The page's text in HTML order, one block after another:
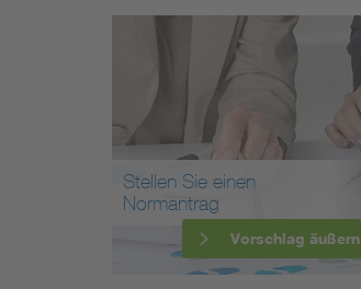
Stellen Sie einen
Normantrag
Vorschlag äußern